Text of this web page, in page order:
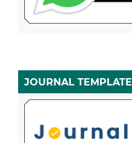
JOURNAL TEMPLATE